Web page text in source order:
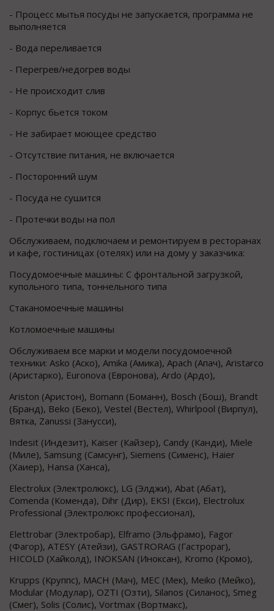
- Процесс мытья посуды не запускается, программа не
выполняется
- Вода переливается
- Перегрев/недогрев воды
- Не происходит слив
- Корпус бьется током
- Не забирает моющее средство
- Отсутствие питания, не включается
- Посторонний шум
- Посуда не сушится
- Протечки воды на пол
Обслуживаем, подключаем и ремонтируем в ресторанах
и кафе, гостиницах (отелях) или на дому у заказчика:
Посудомоечные машины: С фронтальной загрузкой,
купольного типа, тоннельного типа
Стаканомоечные машины
Котломоечные машины
Обслуживаем все марки и модели посудомоечной
техники: Asko (Аско), Amika (Амика), Apach (Апач), Aristarco
(Аристарко), Euronova (Евронова), Ardo (Ардо),
Ariston (Аристон), Bomann (Боманн), Bosch (Бош), Brandt
(Бранд), Вeko (Беко), Vestel (Вестел), Whirlpool (Вирпул),
Вятка, Zanussi (Занусси),
Indesit (Индезит), Kaiser (Кайзер), Candy (Канди), Miele
(Миле), Samsung (Самсунг), Siemens (Сименс), Haier
(Хаиер), Hansa (Ханса),
Electrolux (Электролюкс), LG (Элджи), Abat (Абат),
Comenda (Коменда), Dihr (Дир), EKSI (Екси), Electrolux
Professional (Электролюкс профессионал),
Elettrobar (Электробар), Elframo (Эльфрамо), Fagor
(Фагор), ATESY (Атейзи), GASTRORAG (Гастрораг),
HICOLD (Хайколд), INOKSAN (Иноксан), Kromo (Кромо),
Krupps (Круппс), MACH (Мач), MEC (Мек), Meiko (Мейко),
Modular (Модулар), OZTI (Озти), Silanos (Силанос), Smeg
(Смег), Solis (Солис), Vortmax (Вортмакс),